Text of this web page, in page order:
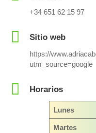
+34 651 62 15 97
Sitio web
https://
utm_source=google
Horarios
Lunes
Martes